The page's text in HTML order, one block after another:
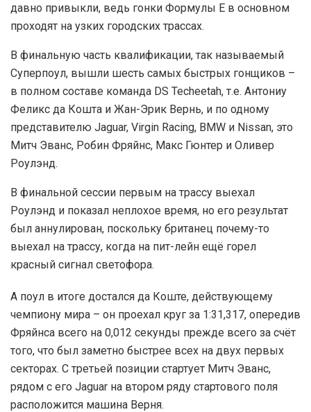
давно привыкли, ведь гонки Формулы E в основном
проходят на узких городских трассах.
В финальную часть квалификации, так называемый
Суперпоул, вышли шесть самых быстрых гонщиков –
в полном составе команда DS Techeetah, т.е. Антониу
Феликс да Кошта и Жан-Эрик Вернь, и по одному
представителю Jaguar, Virgin Racing, BMW и Nissan, это
Митч Эванс, Робин Фряйнс, Макс Гюнтер и Оливер
Роулэнд.
В финальной сессии первым на трассу выехал
Роулэнд и показал неплохое время, но его результат
был аннулирован, поскольку британец почему-то
выехал на трассу, когда на пит-лейн ещё горел
красный сигнал светофора.
А поул в итоге достался да Коште, действующему
чемпиону мира – он проехал круг за 1:31,317, опередив
Фряйнса всего на 0,012 секунды прежде всего за счёт
того, что был заметно быстрее всех на двух первых
секторах. С третьей позиции стартует Митч Эванс,
рядом с его Jaguar на втором ряду стартового поля
расположится машина Верня.